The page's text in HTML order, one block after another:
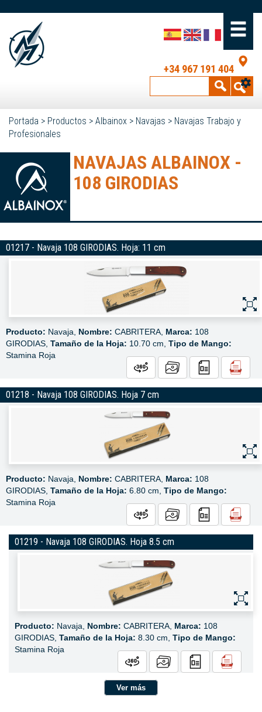
+34 967 191 404
Portada > Productos > Albainox > Navajas > Navajas Trabajo y
Profesionales
NAVAJAS ALBAINOX -
108 GIRODIAS
01217 - Navaja 108 GIRODIAS. Hoja: 11 cm
Producto: Navaja, Nombre: CABRITERA, Marca: 108
GIRODIAS, Tamaño de la Hoja: 10.70 cm, Tipo de Mango:
Stamina Roja
01218 - Navaja 108 GIRODIAS. Hoja 7 cm
Producto: Navaja, Nombre: CABRITERA, Marca: 108
GIRODIAS, Tamaño de la Hoja: 6.80 cm, Tipo de Mango:
Stamina Roja
01219 - Navaja 108 GIRODIAS. Hoja 8.5 cm
Producto: Navaja, Nombre: CABRITERA, Marca: 108
GIRODIAS, Tamaño de la Hoja: 8.30 cm, Tipo de Mango:
Stamina Roja
Ver más